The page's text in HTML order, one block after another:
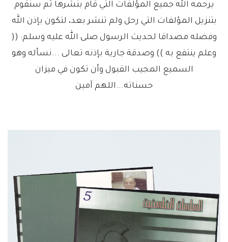
يرحمه الله جميع المؤلفات التي قام بنشرها ثم سنقوم
بتنزيل المؤلفات التي رحل ولم تنشر بعد، لتكون بإذن الله
وفضله مصداقا لحديث الرسول صلى الله عليه وسلم: ((
وعلم ينتفع به )) وصدقة جارية بإذنه تعالى ...نسأله وهو
السميع المجيب القبول وأن تكون في ميزان
حسناته...اللهم آمين